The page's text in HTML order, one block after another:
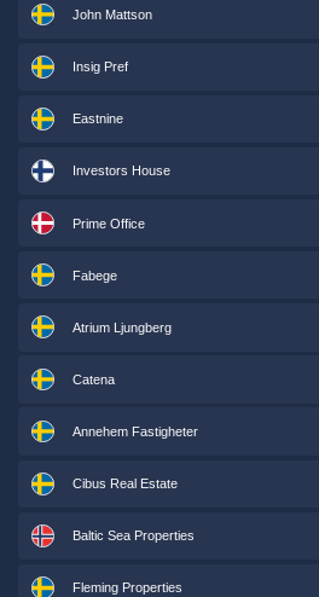
John Mattson
Insig Pref
Eastnine
Investors House
Prime Office
Fabege
Atrium Ljungberg
Catena
Annehem Fastigheter
Cibus Real Estate
Baltic Sea Properties
Fleming Properties